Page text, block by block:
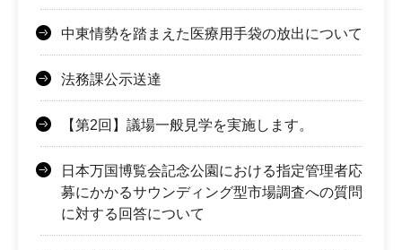
中東情勢を踏まえた医療用手袋の放出について
法務課公示送達
【第2回】議場一般見学を実施します。
日本万国博覧会記念公園における指定管理者応
募にかかるサウンディング型市場調査への質問
に対する回答について